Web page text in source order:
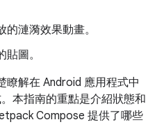
漣漪效果動畫。
圖。
解在 Android 應用程式中
本指南的重點是介紹狀態和
Compose 提供了哪些